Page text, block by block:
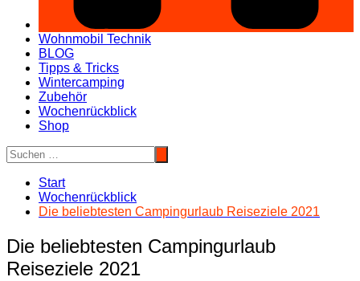
Wohnmobil Technik
BLOG
Tipps & Tricks
Wintercamping
Zubehör
Wochenrückblick
Shop
Start
Wochenrückblick
Die beliebtesten Campingurlaub Reiseziele 2021
Die beliebtesten Campingurlaub
Reiseziele 2021